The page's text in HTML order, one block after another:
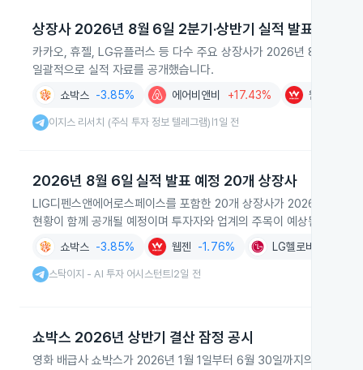
상장사 2026년 8월 6일 2분기·상반기 실적 발표 집중
카카오, 휴젤, LG유플러스 등 다수 주요 상장사가 2026년 8월 6일에
일괄적으로 실적 자료를 공개했습니다.
쇼박스 -3.85% 에어비앤비 +17.43% 웹젠
이지스 리서치 (주식 투자 정보 텔레그램) 1일 전
2026년 8월 6일 실적 발표 예정 20개 상장사
LIG디펜스앤에어로스페이스를 포함한 20개 상장사가 2026년 8월 6
현황이 함께 공개될 예정이며 투자자와 업계의 주목이 예상됩니다.
쇼박스 -3.85% 웹젠 -1.76% LG헬로비전
스탁이지 - AI 투자 어시스턴트 2일 전
쇼박스 2026년 상반기 결산 잠정 공시
영화 배급사 쇼박스가 2026년 1월 1일부터 6월 30일까지의 K-IFRS